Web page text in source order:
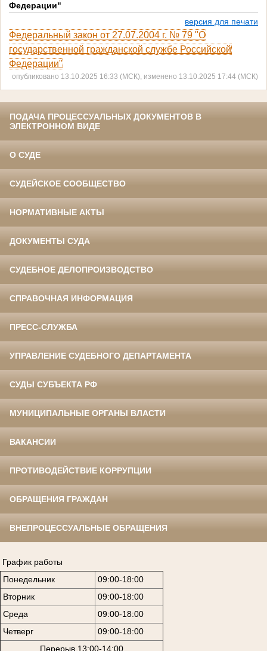
Федерации"
версия для печати
Федеральный закон от 27.07.2004 г. № 79 "О
государственной гражданской службе Российской
Федерации"
опубликовано 13.10.2025 16:33 (МСК), изменено 13.10.2025 17:44 (МСК)
ПОДАЧА ПРОЦЕССУАЛЬНЫХ ДОКУМЕНТОВ В
ЭЛЕКТРОННОМ ВИДЕ
О СУДЕ
СУДЕЙСКОЕ СООБЩЕСТВО
НОРМАТИВНЫЕ АКТЫ
ДОКУМЕНТЫ СУДА
СУДЕБНОЕ ДЕЛОПРОИЗВОДСТВО
СПРАВОЧНАЯ ИНФОРМАЦИЯ
ПРЕСС-СЛУЖБА
УПРАВЛЕНИЕ СУДЕБНОГО ДЕПАРТАМЕНТА
СУДЫ СУБЪЕКТА РФ
МУНИЦИПАЛЬНЫЕ ОРГАНЫ ВЛАСТИ
ВАКАНСИИ
ПРОТИВОДЕЙСТВИЕ КОРРУПЦИИ
ОБРАЩЕНИЯ ГРАЖДАН
ВНЕПРОЦЕССУАЛЬНЫЕ ОБРАЩЕНИЯ
График работы
Понедельник
09:00-18:00
Вторник
09:00-18:00
Среда
09:00-18:00
Четверг
09:00-18:00
Перерыв 13:00-14:00